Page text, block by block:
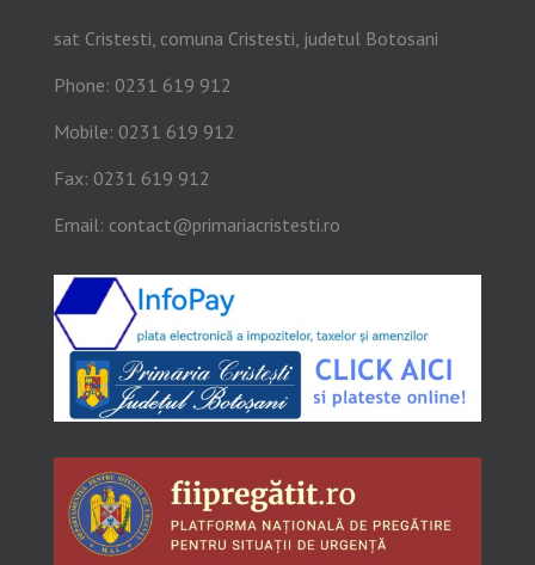
sat Cristesti, comuna Cristesti, judetul Botosani
Phone: 0231 619 912
Mobile: 0231 619 912
Fax: 0231 619 912
Email: contact@primariacristesti.ro